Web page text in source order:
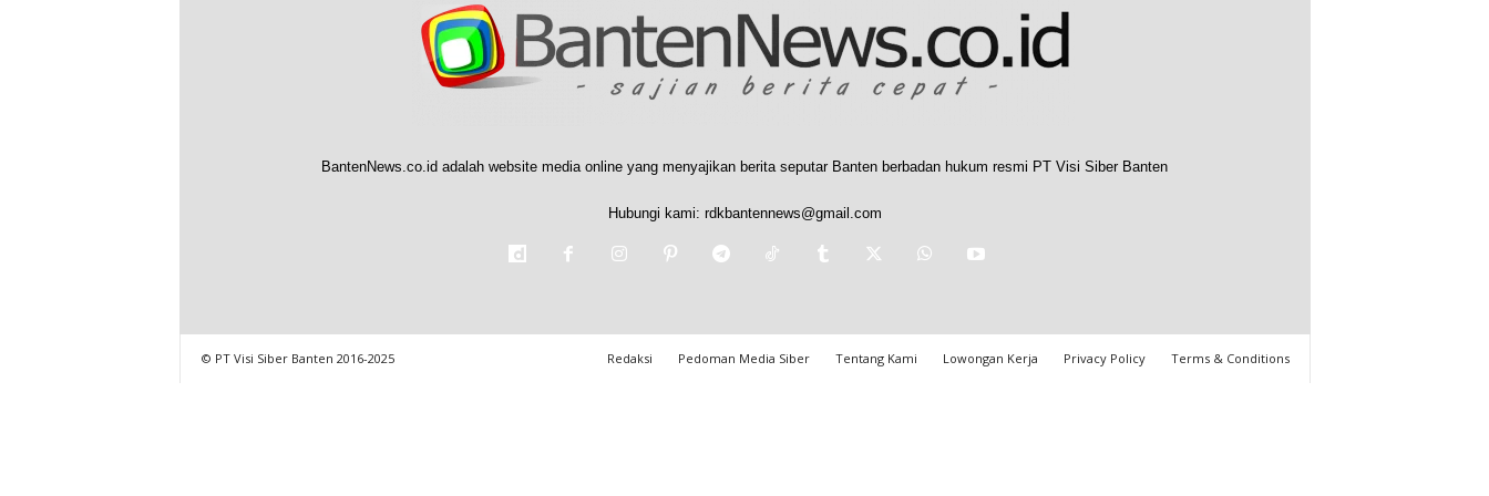
BantenNews.co.id adalah website media online yang menyajikan berita seputar Banten berbadan hukum resmi PT Visi Siber Banten
Hubungi kami: rdkbantennews@gmail.com
Redaksi Pedoman Media Siber Tentang Kami Lowongan Kerja Privacy Policy Terms & Conditions
© PT Visi Siber Banten 2016-2025